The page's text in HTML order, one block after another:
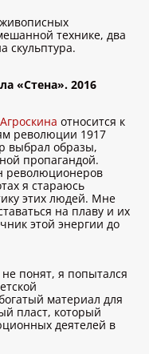
технике, два
скульптура.
«Стена». 2016
относится к
революции 1917
выбрал образы,
пропагандой.
революционеров
я стараюсь
этих людей. Мне
на плаву и их
этой энергии до
понят, я попытался
материал для
пласт, который
деятелей в